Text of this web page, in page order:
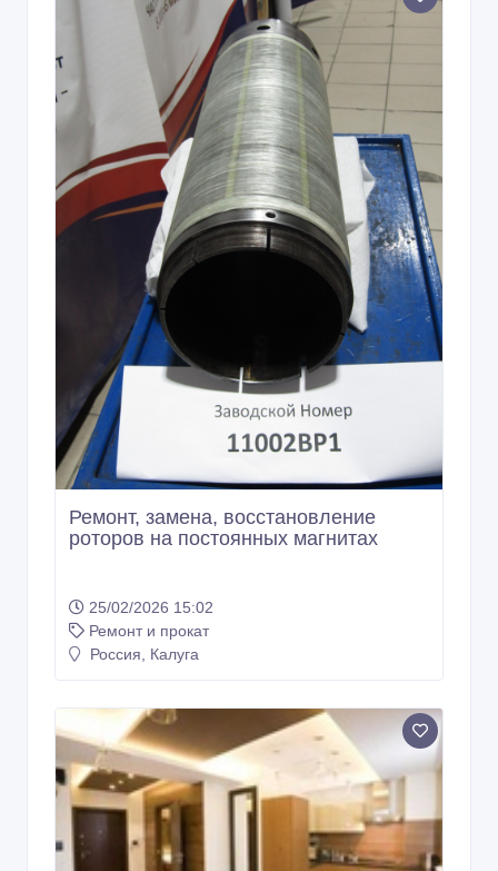
Ремонт, замена, восстановление
роторов на постоянных магнитах
25/02/2026 15:02
Ремонт и прокат
Россия, Калуга